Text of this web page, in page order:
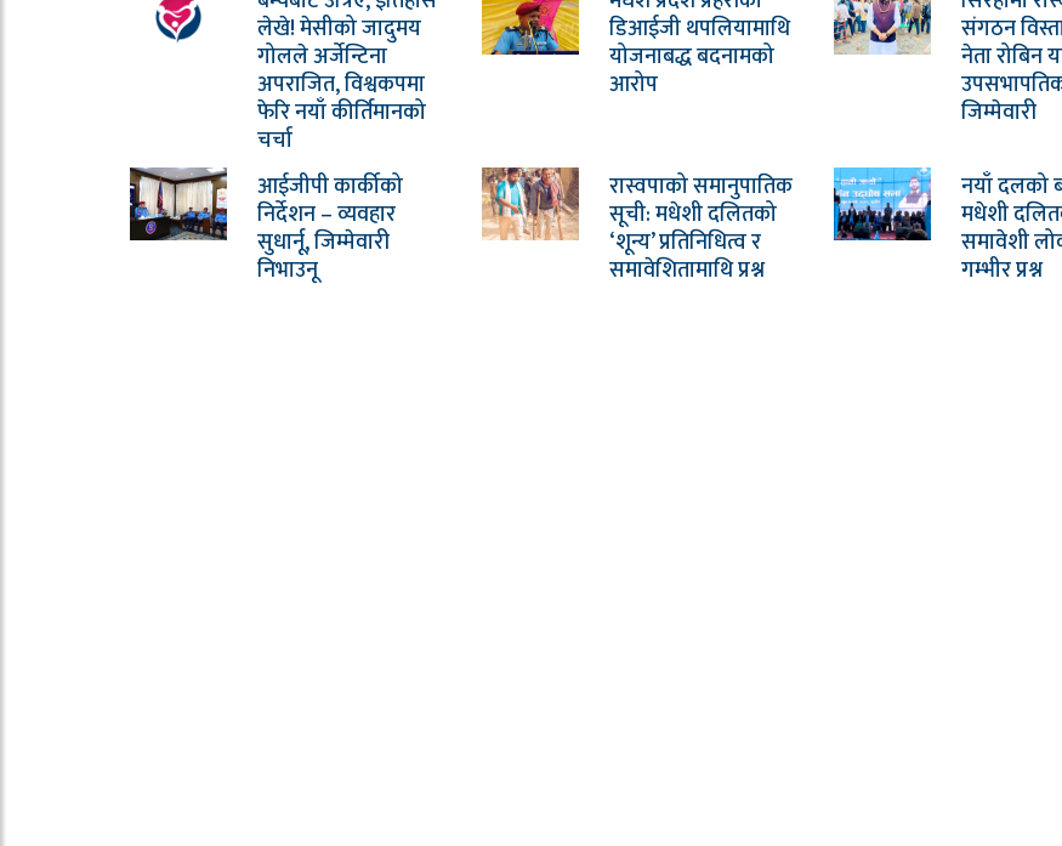
लेखे! मेसीको जादुमय
गोलले अर्जेन्टिना
अपराजित, विश्वकपमा
फेरि नयाँ कीर्तिमानको
चर्चा
डिआईजी थपलियामाथि
योजनाबद्ध बदनामको
आरोप
संगठन
नेता रोबिन
जिम्मेवारी
आईजीपी कार्कीको
निर्देशन – व्यवहार
सुधार्नू, जिम्मेवारी
निभाउनू
रास्वपाको समानुपातिक
सूची: मधेशी दलितको
‘शून्य’ प्रतिनिधित्व र
समावेशितामाथि प्रश्न
नयाँ दलको
मधेशी
समावेशी
गम्भीर प्रश्न